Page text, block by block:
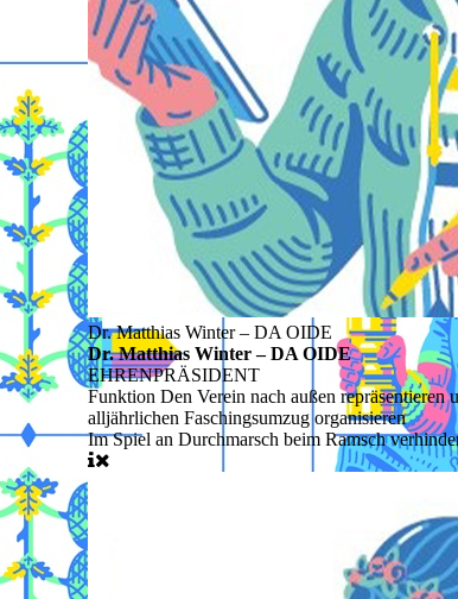
Dr. Matthias Winter – DA OIDE
Dr. Matthias Winter – DA OIDE
EHRENPRÄSIDENT
FunktionDen Verein nach außen repräsentieren
alljährlichen Faschingsumzug organisieren
Im Spielan Durchmarsch beim Ramsch